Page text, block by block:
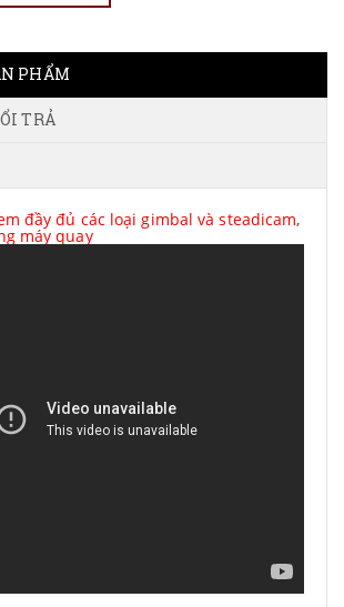
PHẨM
TRẢ
đầy đủ các loại gimbal và steadicam,
máy quay